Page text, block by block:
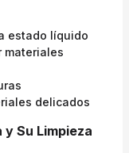
estado líquido
materiales
delicados
Su Limpieza